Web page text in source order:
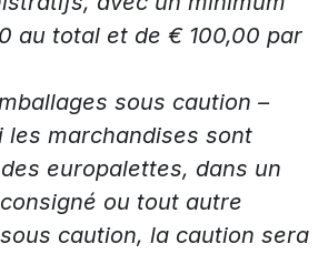
au total et de € 100,00 par
sous caution –
les marchandises sont
europalettes, dans un
ou tout autre
caution, la caution sera